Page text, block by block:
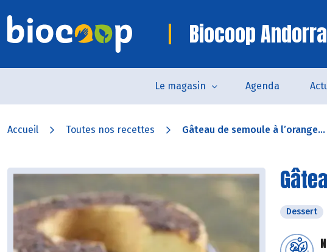
Biocoop Andorra
Le magasin Agenda
Accueil Toutes nos recettes Gâteau de semoule à l’orange...
Dessert